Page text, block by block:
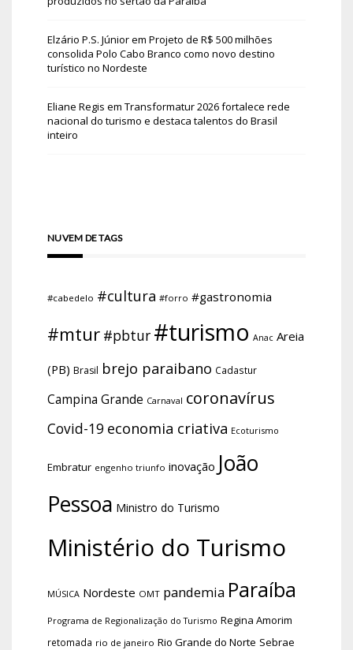
Elzário P.S. Júniorem Projeto de R$ 500 milhões
consolida Polo Cabo Branco como novo destino
turístico no Nordeste
Eliane Regis em Transformatur 2026 fortalece rede
nacional do turismo e destaca talentos do Brasil
inteiro
NUVEM DE TAGS
#cabedelo #cultura #forro #gastronomia
#mtur #pbtur #turismo Anac Areia
(PB) Brasil brejo paraibano Cadastur
Campina Grande Carnaval coronavírus
Covid-19 economia criativa Ecoturismo
Embratur engenho triunfo inovação João
Pessoa Ministro do Turismo
Ministério do Turismo
MÚSICA Nordeste OMT pandemia Paraíba
Programa de Regionalização do Turismo Regina Amorim
retomada rio de janeiro Rio Grande do Norte Sebrae